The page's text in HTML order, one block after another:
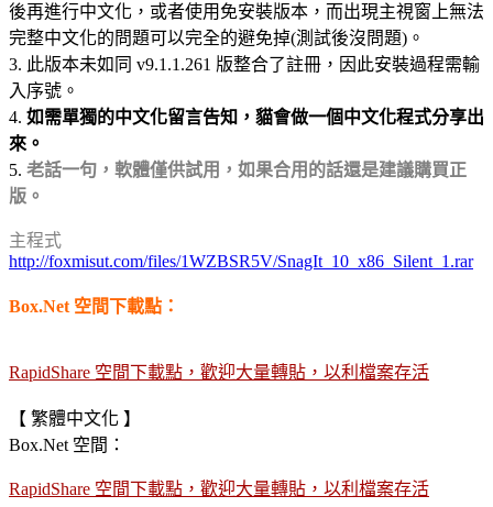
後再進行中文化，或者使用免安裝版本，而出現主視窗上無法
完整中文化的問題可以完全的避免掉(測試後沒問題)。
3. 此版本未如同 v9.1.1.261 版整合了註冊，因此安裝過程需輸
入序號。
4. 如需單獨的中文化留言告知，貓會做一個中文化程式分享出
來。
5. 老話一句，軟體僅供試用，如果合用的話還是建議購買正
版。
主程式
http://foxmisut.com/files/1WZBSR5V/SnagIt_10_x86_Silent_1.rar
Box.Net 空間下載點：
RapidShare 空間下載點，歡迎大量轉貼，以利檔案存活
【 繁體中文化 】
Box.Net 空間：
RapidShare 空間下載點，歡迎大量轉貼，以利檔案存活